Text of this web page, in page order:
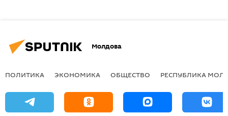
Молдова
ПОЛИТИКА ЭКОНОМИКА ОБЩЕСТВО РЕСПУБЛИКА